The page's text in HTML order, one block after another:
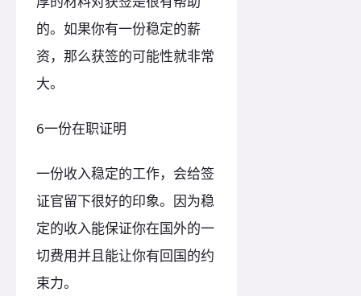
的。如果你有一份稳定的薪
资，那么获签的可能性就非常
大。
6一份在职证明
一份收入稳定的工作，会给签
证官留下很好的印象。因为稳
定的收入能保证你在国外的一
切费用并且能让你有回国的约
束力。